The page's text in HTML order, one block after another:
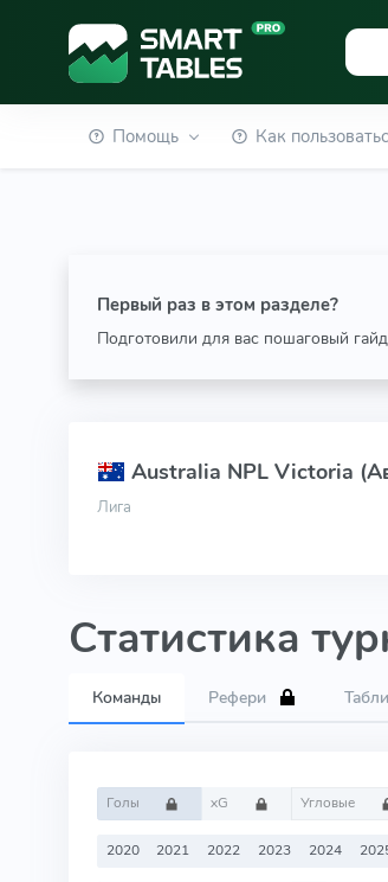
Помощь Как
Первый раз в этом разделе?
Подготовили для вас пошаговый
Australia NPL Victoria
Лига
Статистика
Команды Рефери
Голы xG Угловые
2020 2021 2022 2023 2024